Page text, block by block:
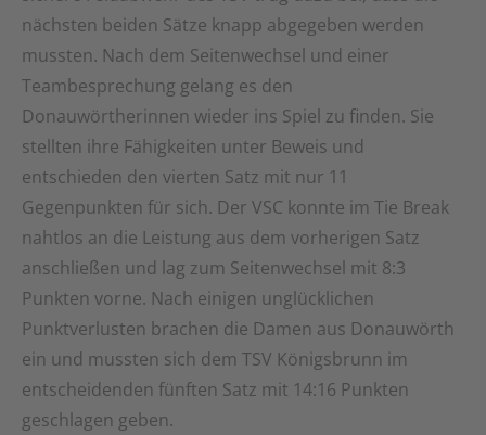
nächsten beiden Sätze knapp abgegeben werden
mussten. Nach dem Seitenwechsel und einer
Teambesprechung gelang es den
Donauwörtherinnen wieder ins Spiel zu finden. Sie
stellten ihre Fähigkeiten unter Beweis und
entschieden den vierten Satz mit nur 11
Gegenpunkten für sich. Der VSC konnte im Tie Break
nahtlos an die Leistung aus dem vorherigen Satz
anschließen und lag zum Seitenwechsel mit 8:3
Punkten vorne. Nach einigen unglücklichen
Punktverlusten brachen die Damen aus Donauwörth
ein und mussten sich dem TSV Königsbrunn im
entscheidenden fünften Satz mit 14:16 Punkten
geschlagen geben.